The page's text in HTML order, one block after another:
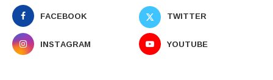
FACEBOOK
TWITTER
INSTAGRAM
YOUTUBE